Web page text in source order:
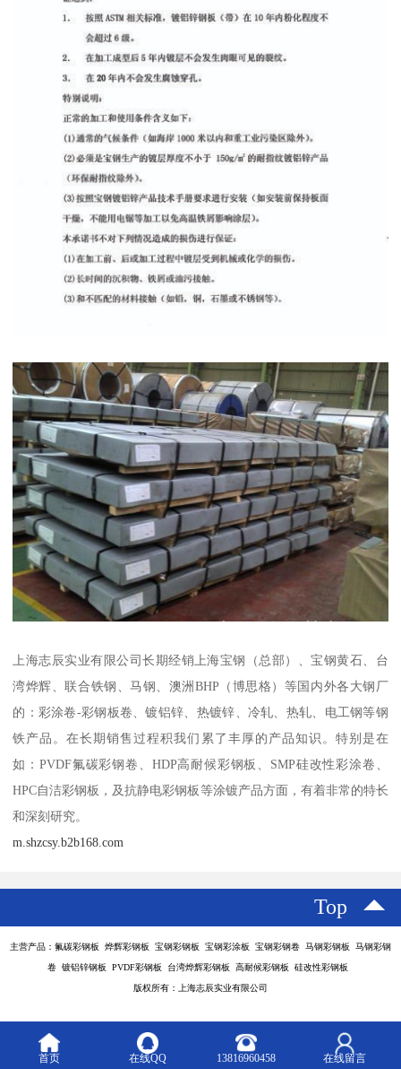
上海志辰实业有限公司长期经销上海宝钢（总部）、宝钢黄石、台
湾烨辉、联合铁钢、马钢、澳洲BHP（博思格）等国内外各大钢厂
的：彩涂卷-彩钢板卷、镀铝锌、热镀锌、冷轧、热轧、电工钢等钢
铁产品。在长期销售过程积我们累了丰厚的产品知识。特别是在
如：PVDF氟碳彩钢卷、HDP高耐候彩钢板、SMP硅改性彩涂卷、
HPC自洁彩钢板，及抗静电彩钢板等涂镀产品方面，有着非常的特长
和深刻研究。
m.shzcsy.b2b168.com
Top
主营产品：氟碳彩钢板 烨辉彩钢板 宝钢彩钢板 宝钢彩涂板 宝钢彩钢卷 马钢彩钢板 马钢彩钢
卷 镀铝锌钢板 PVDF彩钢板 台湾烨辉彩钢板 高耐候彩钢板 硅改性彩钢板
版权所有：上海志辰实业有限公司
首页 在线QQ 13816960458 在线留言